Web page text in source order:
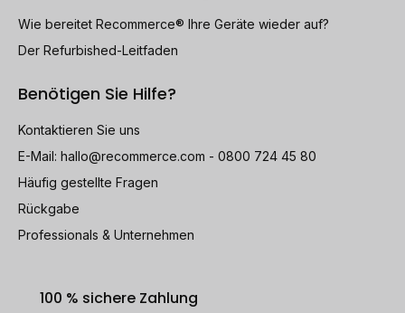
Wie bereitet Recommerce® Ihre Geräte wieder auf?
Der Refurbished-Leitfaden
Benötigen Sie Hilfe?
Kontaktieren Sie uns
E-Mail: hallo@recommerce.com - 0800 724 45 80
Häufig gestellte Fragen
Rückgabe
Professionals & Unternehmen
100 % sichere Zahlung